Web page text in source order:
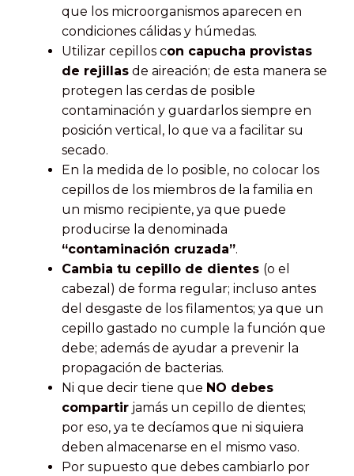
que los microorganismos aparecen en
condiciones cálidas y húmedas.
Utilizar cepillos con capucha provistas
de rejillas de aireación; de esta manera se
protegen las cerdas de posible
contaminación y guardarlos siempre en
posición vertical, lo que va a facilitar su
secado.
En la medida de lo posible, no colocar los
cepillos de los miembros de la familia en
un mismo recipiente, ya que puede
producirse la denominada
“contaminación cruzada”.
Cambia tu cepillo de dientes (o el
cabezal) de forma regular; incluso antes
del desgaste de los filamentos; ya que un
cepillo gastado no cumple la función que
debe; además de ayudar a prevenir la
propagación de bacterias.
Ni que decir tiene que NO debes
compartir jamás un cepillo de dientes;
por eso, ya te decíamos que ni siquiera
deben almacenarse en el mismo vaso.
Por supuesto que debes cambiarlo por